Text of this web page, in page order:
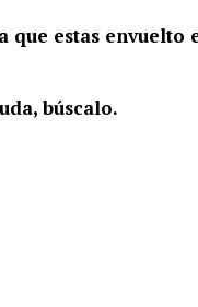
que estas
búscalo.